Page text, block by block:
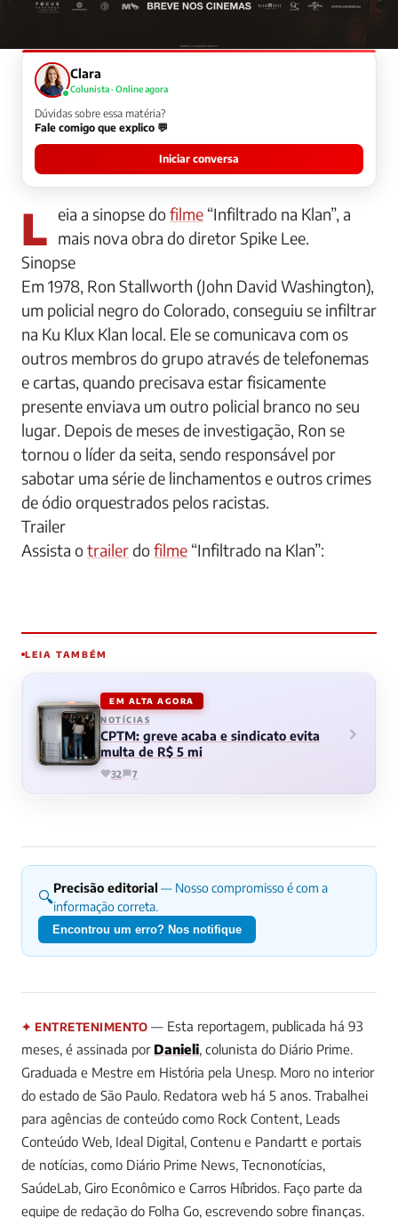
Clara
Colunista · Online agora
Dúvidas sobre essa matéria?
Fale comigo que explico 💬
Iniciar conversa
Leia a sinopse dofilme “Infiltrado na Klan”, a
mais nova obra do diretor Spike Lee.
Sinopse
Em 1978, Ron Stallworth (John David Washington),
um policial negro do Colorado, conseguiu se infiltrar
na Ku Klux Klan local. Ele se comunicava com os
outros membros do grupo através de telefonemas
e cartas, quando precisava estar fisicamente
presente enviava um outro policial branco no seu
lugar. Depois de meses de investigação, Ron se
tornou o líder da seita, sendo responsável por
sabotar uma série de linchamentos e outros crimes
de ódio orquestrados pelos racistas.
Trailer
Assista otrailerdofilme “Infiltrado na Klan”:
LEIA TAMBÉM
EM ALTA AGORA
NOTÍCIAS
CPTM: greve acaba e sindicato evita
multa de R$ 5 mi
32 7
🔍Precisão editorial — Nosso compromisso é com a
informação correta.
Encontrou um erro? Nos notifique
✦ ENTRETENIMENTO — Esta reportagem, publicada há 93
meses, é assinada por Danieli, colunista do Diário Prime.
Graduada e Mestre em História pela Unesp. Moro no interior
do estado de São Paulo. Redatora web há 5 anos. Trabalhei
para agências de conteúdo como Rock Content, Leads
Conteúdo Web, Ideal Digital, Contenu e Pandartt e portais
de notícias, como Diário Prime News, Tecnonotícias,
SaúdeLab, Giro Econômico e Carros Híbridos. Faço parte da
equipe de redação do Folha Go, escrevendo sobre finanças.